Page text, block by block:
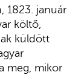
1823. január
költő,
küldött
meg, mikor